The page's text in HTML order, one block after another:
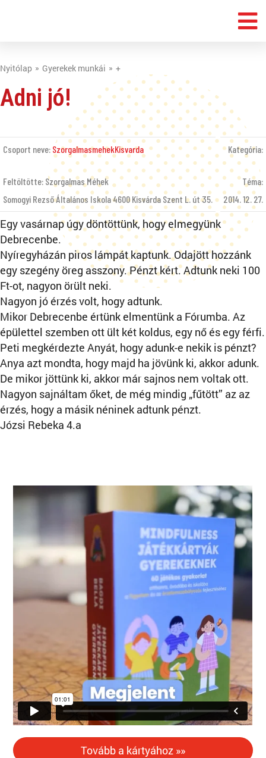
Nyitólap Gyerekek munkái +
Adni jó!
Csoport neve: SzorgalmasmehekKisvarda
Feltöltötte: Szorgalmas Méhek
Somogyi Rezső Általános Iskola 4600 Kisvárda Szent L. út 35.
Kategória:
Téma:
2014. 12. 27.
Egy vasárnap úgy döntöttünk, hogy elmegyünk
Debrecenbe.
Nyíregyházán piros lámpát kaptunk. Odajött hozzánk
egy szegény öreg asszony. Pénzt kért. Adtunk neki 100
Ft-ot, nagyon örült neki.
Nagyon jó érzés volt, hogy adtunk.
Mikor Debrecenbe értünk elmentünk a Fórumba. Az
épülettel szemben ott ült két koldus, egy nő és egy férfi.
Peti megkérdezte Anyát, hogy adunk-e nekik is pénzt?
Anya azt mondta, hogy majd ha jövünk ki, akkor adunk.
De mikor jöttünk ki, akkor már sajnos nem voltak ott.
Nagyon sajnáltam őket, de még mindig „fűtött” az az
érzés, hogy a másik néninek adtunk pénzt.
Józsi Rebeka 4.a
Tovább a kártyához »»